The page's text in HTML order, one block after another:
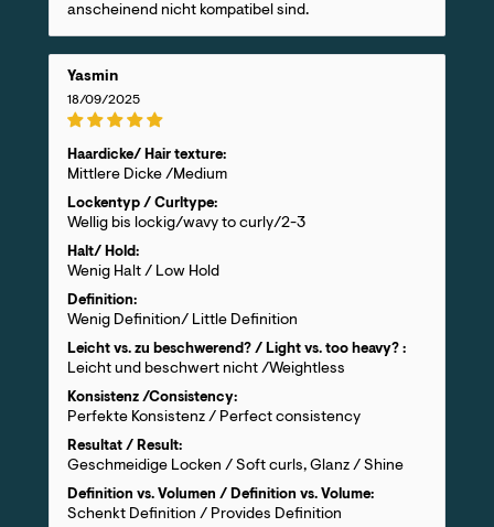
anscheinend nicht kompatibel sind.
Yasmin
18/09/2025
Haardicke/ Hair texture:
Mittlere Dicke /Medium
Lockentyp / Curltype:
Wellig bis lockig/wavy to curly/2-3
Halt/ Hold:
Wenig Halt / Low Hold
Definition:
Wenig Definition/ Little Definition
Leicht vs. zu beschwerend? / Light vs. too heavy? :
Leicht und beschwert nicht /Weightless
Konsistenz /Consistency:
Perfekte Konsistenz / Perfect consistency
Resultat / Result:
Geschmeidige Locken / Soft curls, Glanz / Shine
Definition vs. Volumen / Definition vs. Volume:
Schenkt Definition / Provides Definition